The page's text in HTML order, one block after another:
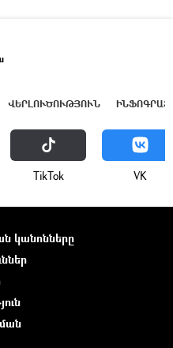
ՎԵՐԼՈՒԾՈՒԹՅՈՒՆ
ТikТоk VK
կանոնները